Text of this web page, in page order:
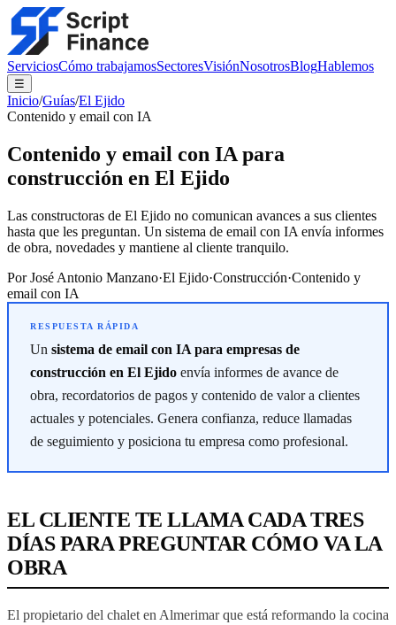
ServiciosCómo trabajamosSectoresVisiónNosotrosBlogHablemos
☰
Inicio/Guías/El Ejido
Contenido y email con IA
Contenido y email con IA para
construcción en El Ejido
Las constructoras de El Ejido no comunican avances a sus clientes
hasta que les preguntan. Un sistema de email con IA envía informes
de obra, novedades y mantiene al cliente tranquilo.
PorJosé Antonio Manzano·El Ejido·Construcción·Contenido y
email con IA
Un sistema de email con IA para empresas de
construcción en El Ejido envía informes de avance de
obra, recordatorios de pagos y contenido de valor a clientes
actuales y potenciales. Genera confianza, reduce llamadas
de seguimiento y posiciona tu empresa como profesional.
EL CLIENTE TE LLAMA CADA TRES
DÍAS PARA PREGUNTAR CÓMO VA LA
OBRA
El propietario del chalet en Almerimar que está reformando la cocina